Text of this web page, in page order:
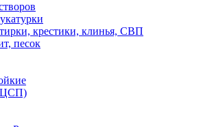
крестики, клинья, СВП
песок